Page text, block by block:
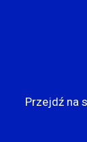
Przejdź na